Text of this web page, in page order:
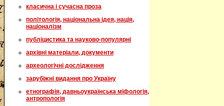
класична і сучасна проза
політологія, національна ідея, нація,
націоналізм
публіцистика та науково-популярні
архівні матеріали, документи
археологічні дослідження
зарубіжні видання про Україну
етнографія, давньоукраїнська міфологія,
антропологія